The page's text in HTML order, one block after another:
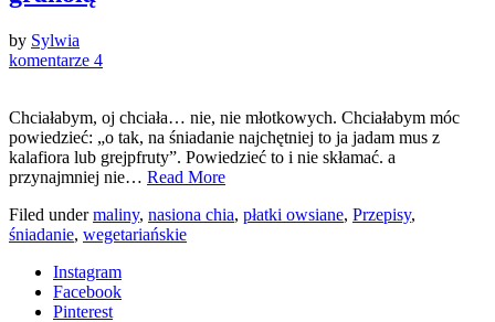
by Sylwia
komentarze 4
Chciałabym, oj chciała… nie, nie młotkowych. Chciałabym móc
powiedzieć: „o tak, na śniadanie najchętniej to ja jadam mus z
kalafiora lub grejpfruty”. Powiedzieć to i nie skłamać. a
przynajmniej nie… Read More
Filed undermaliny, nasiona chia, płatki owsiane, Przepisy,
śniadanie, wegetariańskie
Instagram
Facebook
Pinterest